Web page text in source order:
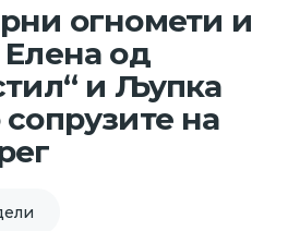
огномети и
од
и Љупка
на